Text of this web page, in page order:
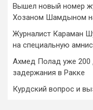
Вышел новый номер
Хозаном Шамдыном
Журналист Караман
на специальную
Ахмед Полад уже 200
задержания в Ракке
Курдский вопрос и